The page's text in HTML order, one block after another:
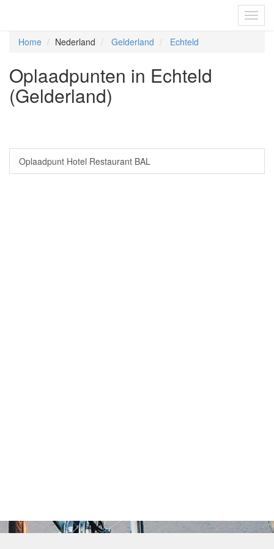
Home Nederland Gelderland Echteld
Oplaadpunten in Echteld
(Gelderland)
Oplaadpunt Hotel Restaurant BAL